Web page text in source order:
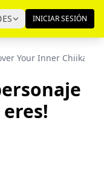
ES INICIAR SESIÓN
Your Inner Chiikawa